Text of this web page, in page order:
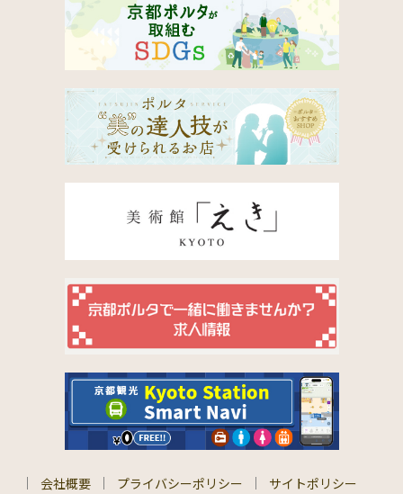
会社概要 プライバシーポリシー
サイトポリシー